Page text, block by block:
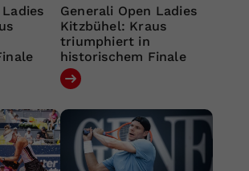
Generali Open Ladies
Kitzbühel: Kraus
triumphiert in
historischem Finale